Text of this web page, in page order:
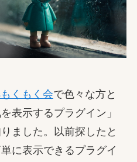
くもく会で色々な方と
表示するプラグイン」
ました。以前探したと
に表示できるプラグイ